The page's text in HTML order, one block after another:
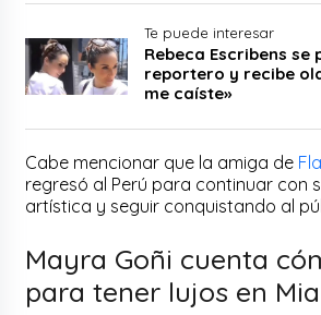
Te puede interesar
Rebeca Escribens se
reportero y recibe
me caíste»
Cabe mencionar que la amiga de
regresó al Perú para continuar con
artística y seguir conquistando al
Mayra Goñi cuenta
para tener lujos en